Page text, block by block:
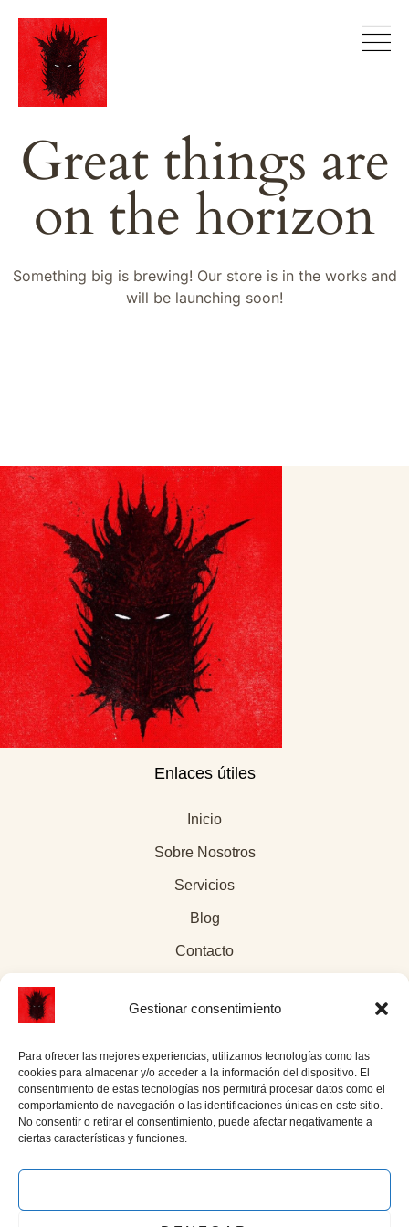
Gestionar consentimiento
Para ofrecer las mejores experiencias, utilizamos tecnologías como las
cookies para almacenar y/o acceder a la información del dispositivo. El
consentimiento de estas tecnologías nos permitirá procesar datos como el
comportamiento de navegación o las identificaciones únicas en este sitio.
No consentir o retirar el consentimiento, puede afectar negativamente a
ciertas características y funciones.
Great things are
on the horizon
Something big is brewing! Our store is in the works and
will be launching soon!
Enlaces útiles
Inicio
Sobre Nosotros
Servicios
Blog
Contacto
Páginas legales
Aviso Legal